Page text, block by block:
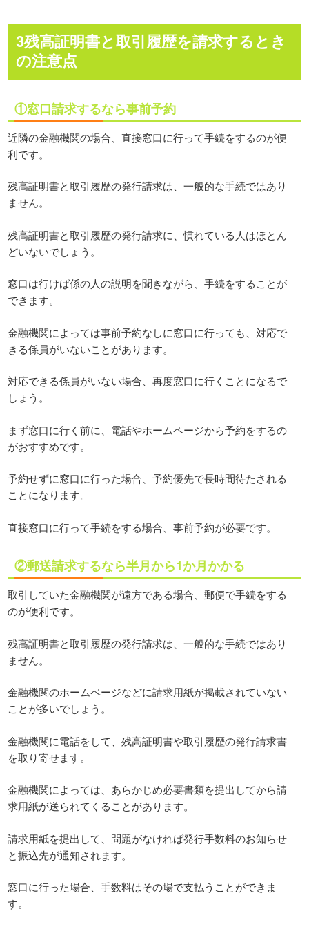
3残高証明書と取引履歴を請求するとき
の注意点
①窓口請求するなら事前予約
近隣の金融機関の場合、直接窓口に行って手続をするのが便
利です。
残高証明書と取引履歴の発行請求は、一般的な手続ではあり
ません。
残高証明書と取引履歴の発行請求に、慣れている人はほとん
どいないでしょう。
窓口は行けば係の人の説明を聞きながら、手続をすることが
できます。
金融機関によっては事前予約なしに窓口に行っても、対応で
きる係員がいないことがあります。
対応できる係員がいない場合、再度窓口に行くことになるで
しょう。
まず窓口に行く前に、電話やホームページから予約をするの
がおすすめです。
予約せずに窓口に行った場合、予約優先で長時間待たされる
ことになります。
直接窓口に行って手続をする場合、事前予約が必要です。
②郵送請求するなら半月から1か月かかる
取引していた金融機関が遠方である場合、郵便で手続をする
のが便利です。
残高証明書と取引履歴の発行請求は、一般的な手続ではあり
ません。
金融機関のホームページなどに請求用紙が掲載されていない
ことが多いでしょう。
金融機関に電話をして、残高証明書や取引履歴の発行請求書
を取り寄せます。
金融機関によっては、あらかじめ必要書類を提出してから請
求用紙が送られてくることがあります。
請求用紙を提出して、問題がなければ発行手数料のお知らせ
と振込先が通知されます。
窓口に行った場合、手数料はその場で支払うことができま
す。